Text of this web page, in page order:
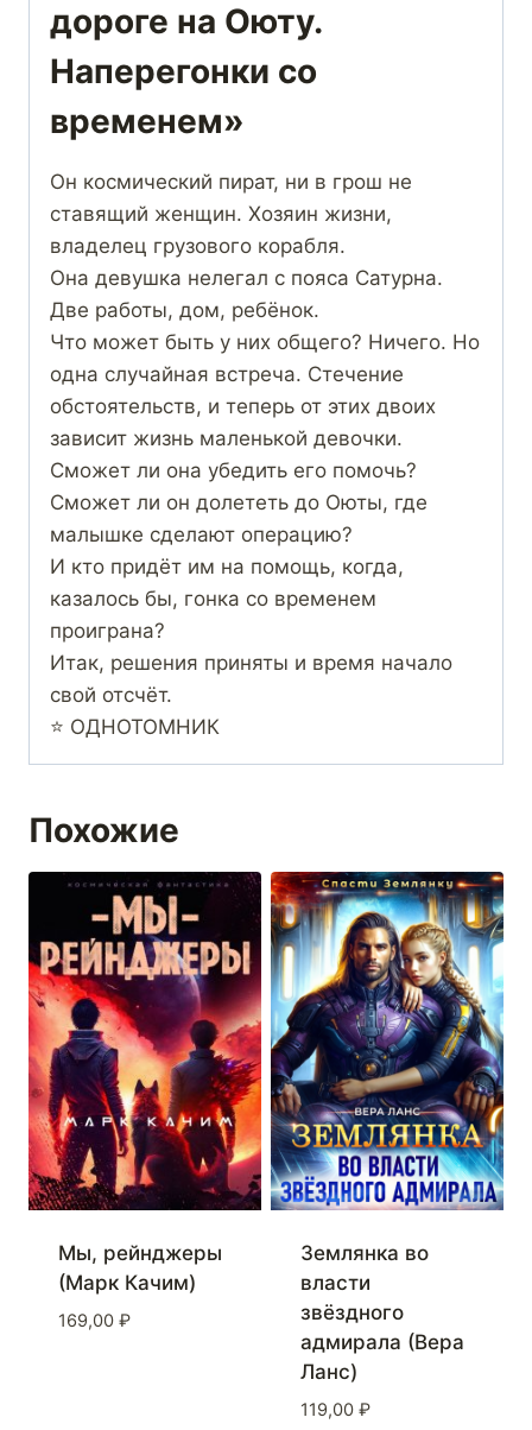
дороге на Оюту.
Наперегонки со
временем»
Он космический пират, ни в грош не
ставящий женщин. Хозяин жизни,
владелец грузового корабля.
Она девушка нелегал с пояса Сатурна.
Две работы, дом, ребёнок.
Что может быть у них общего? Ничего. Но
одна случайная встреча. Стечение
обстоятельств, и теперь от этих двоих
зависит жизнь маленькой девочки.
Сможет ли она убедить его помочь?
Сможет ли он долететь до Оюты, где
малышке сделают операцию?
И кто придёт им на помощь, когда,
казалось бы, гонка со временем
проиграна?
Итак, решения приняты и время начало
свой отсчёт.
⭐ ОДНОТОМНИК
Похожие
Мы, рейнджеры
(Марк Качим)
169,00 ₽
Землянка во
власти
звёздного
адмирала (Вера
Ланс)
119,00 ₽